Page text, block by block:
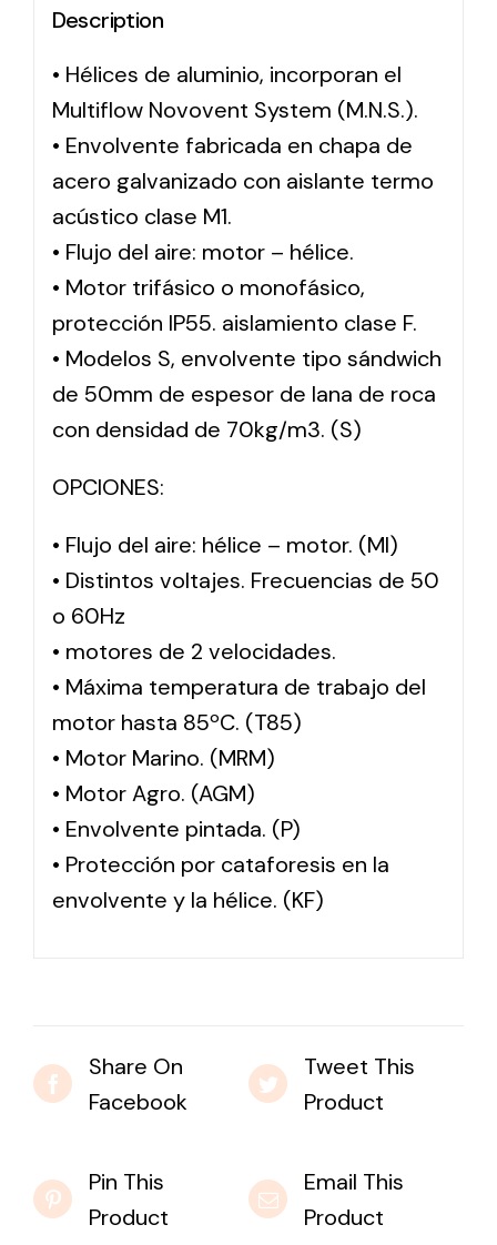
Description
• Hélices de aluminio, incorporan el
Multiflow Novovent System (M.N.S.).
• Envolvente fabricada en chapa de
acero galvanizado con aislante termo
acústico clase M1.
• Flujo del aire: motor – hélice.
• Motor trifásico o monofásico,
protección IP55. aislamiento clase F.
• Modelos S, envolvente tipo sándwich
de 50mm de espesor de lana de roca
con densidad de 70kg/m3. (S)
OPCIONES:
• Flujo del aire: hélice – motor. (MI)
• Distintos voltajes. Frecuencias de 50
o 60Hz
• motores de 2 velocidades.
• Máxima temperatura de trabajo del
motor hasta 85ºC. (T85)
• Motor Marino. (MRM)
• Motor Agro. (AGM)
• Envolvente pintada. (P)
• Protección por cataforesis en la
envolvente y la hélice. (KF)
Share On
Facebook
Tweet This
Product
Pin This
Product
Email This
Product